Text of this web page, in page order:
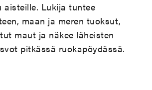
aisteille. Lukija tuntee
maan ja meren tuoksut,
maut ja näkee läheisten
pitkässä ruokapöydässä.